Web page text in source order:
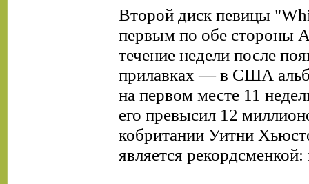
Второй диск певицы
первым по обе стороны
течение недели после
прилавках — в США
на первом месте 11
его превысил 12
кобритании Уитни
является